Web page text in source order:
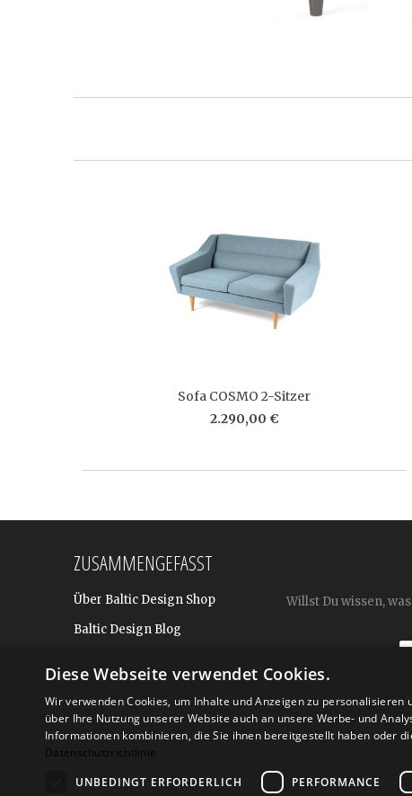
Sofa COSMO 2-Sitzer
2.290,00 €
ZUSAMMENGEFASST
Über Baltic Design Shop
Baltic Design Blog
Für BtoB: Design Geschenke
Shop
Willst Du wissen,
Diese Webseite verwendet Cookies.
Wir verwenden Cookies, um Inhalte und Anzeigen zu
über Ihre Nutzung unserer Website auch an unsere Werbe- und
Informationen kombinieren, die Sie ihnen bereitgestellt haben oder
Datenschutzrichtlinie
UNBEDINGT ERFORDERLICH
PERFORMANCE